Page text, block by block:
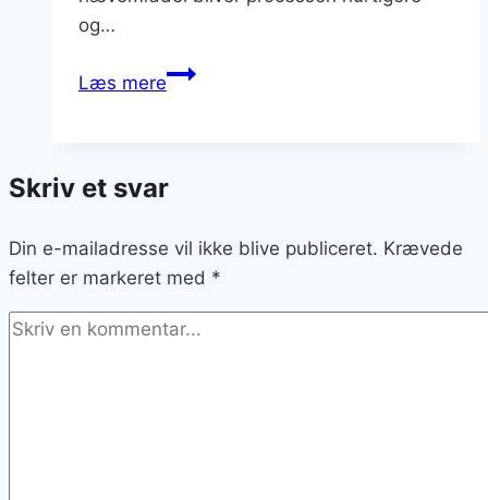
og…
Læs mereSnobrødsdej
fest
Skriv et svar
Din e-mailadresse vil ikke blive publiceret. Krævede
felter er markeret med *